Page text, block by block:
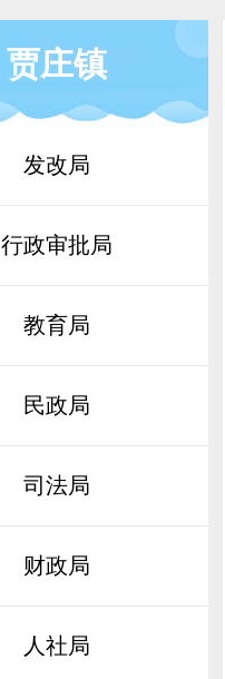
贾庄镇
发改局
行政审批局
教育局
民政局
司法局
财政局
人社局